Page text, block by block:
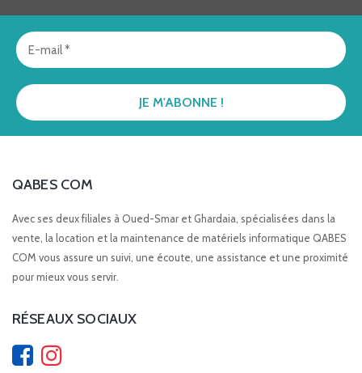
QABES COM
Avec ses deux filiales à Oued-Smar et Ghardaia, spécialisées dans la
vente, la location et la maintenance de matériels informatique QABES
COM vous assure un suivi, une écoute, une assistance et une proximité
pour mieux vous servir.
RÉSEAUX SOCIAUX